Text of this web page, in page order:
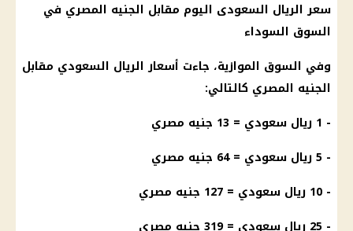
سعر الريال السعودى اليوم مقابل الجنيه المصري في
السوق السوداء
وفي السوق الموازية، جاءت أسعار الريال السعودي مقابل
الجنيه المصري كالتالي:
- 1
ريال سعودي = 13 جنيه مصري
- 5
ريال سعودي = 64 جنيه مصري
- 10
ريال سعودي = 127 جنيه مصري